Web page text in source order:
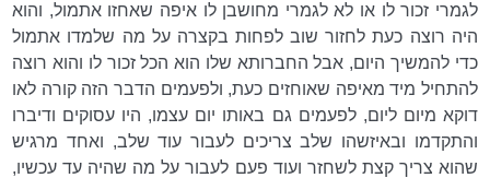
לגמרי זכור לו או לא לגמרי מחושבן לו איפה שאחזו אתמול, והוא
היה רוצה כעת לחזור שוב לפחות בקצרה על מה שלמדו אתמול
כדי להמשיך היום, אבל החברותא שלו הוא הכל זכור לו והוא רוצה
להתחיל מיד מאיפה שאוחזים כעת, ולפעמים הדבר הזה קורה לאו
דוקא מיום ליום, לפעמים גם באותו יום עצמו, היו עסוקים ודיברו
והתקדמו ובאיזשהו שלב צריכים לעבור עוד שלב, ואחד מרגיש
שהוא צריך קצת לשחזר ועוד פעם לעבור על מה שהיה עד עכשיו,